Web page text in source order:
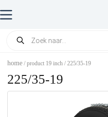
home / product 19 inch / 225/35-19
225/35-19